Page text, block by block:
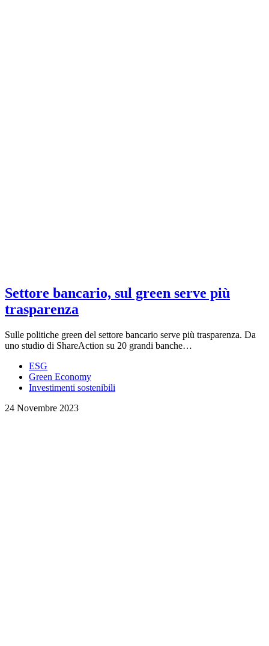
Settore bancario, sul green serve più
trasparenza
Sulle politiche green del settore bancario serve più trasparenza. Da
uno studio di ShareAction su 20 grandi banche…
ESG
Green Economy
Investimenti sostenibili
24 Novembre 2023